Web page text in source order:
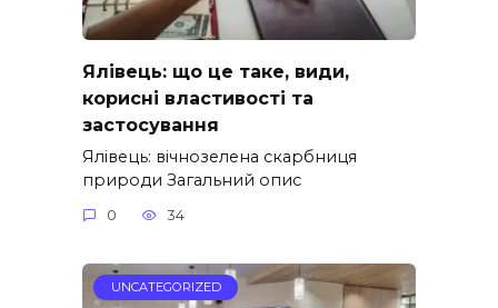
Ялівець: що це таке, види,
корисні властивості та
застосування
Ялівець: вічнозелена скарбниця
природи Загальний опис
0 34
UNCATEGORIZED